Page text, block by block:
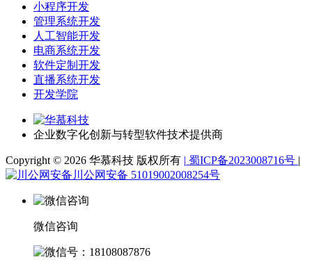
小程序开发
管理系统开发
人工智能开发
电商系统开发
软件定制开发
直播系统开发
开发学院
企业数字化创新与转型软件技术提供商
Copyright © 2026 华慕科技 版权所有 | 蜀ICP备2023008716号 |
川公网安备 51019002008254号
微信咨询